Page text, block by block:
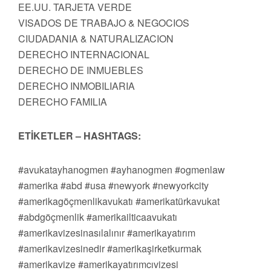
EE.UU. TARJETA VERDE
VISADOS DE TRABAJO & NEGOCIOS
CIUDADANIA & NATURALIZACION
DERECHO INTERNACIONAL
DERECHO DE INMUEBLES
DERECHO INMOBILIARIA
DERECHO FAMILIA
ETİKETLER – HASHTAGS:
#avukatayhanogmen #ayhanogmen #ogmenlaw
#amerika #abd #usa #newyork #newyorkcity
#amerikagöçmenlikavukatı #amerikatürkavukat
#abdgöçmenlik #amerikailticaavukatı
#amerikavizesinasılalınır #amerikayatırım
#amerikavizesinedir #amerikaşirketkurmak
#amerikavize #amerikayatırımcıvizesi